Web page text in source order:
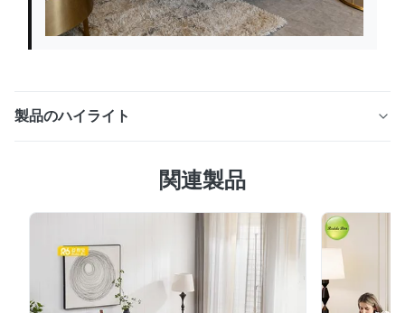
製品のハイライト
ト、内蔵カップホルダーと収納を備えたベージュのリクラ
ています。 EXW USAは16年の輸出経験を持つ専門工場か
ら4〜7日で配達されます。
関連製品